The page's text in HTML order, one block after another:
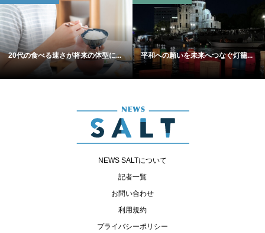
20代の食べる速さが将来の体型に... 平和への願いを未来へつなぐ灯籠...
NEWS SALTについて
記者一覧
お問い合わせ
利用規約
プライバシーポリシー